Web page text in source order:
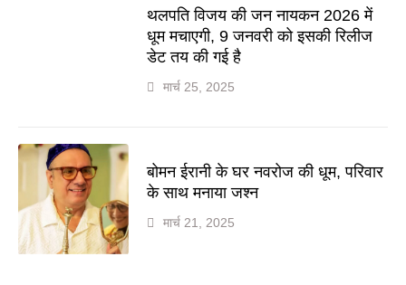
थलपति विजय की जन नायकन 2026 में
धूम मचाएगी, 9 जनवरी को इसकी रिलीज
डेट तय की गई है
मार्च 25, 2025
बोमन ईरानी के घर नवरोज की धूम, परिवार
के साथ मनाया जश्न
मार्च 21, 2025